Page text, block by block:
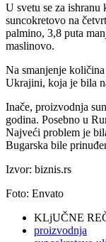
U svetu se za ishranu
suncokretovo na
palmino, 3,8 puta
maslinovo.
Na smanjenje
Ukrajini, koja je bila
Inače, proizvodnja
godina. Posebno u
Najveći problem je
Bugarska bile
Izvor: biznis.rs
Foto: Envato
KLjUČNE
proizvodnja